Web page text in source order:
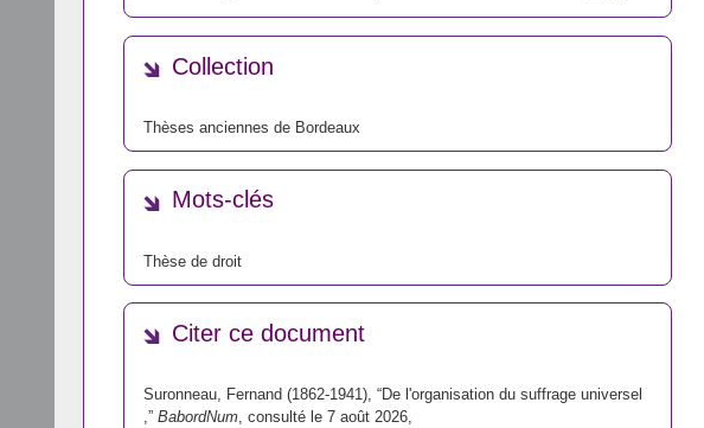
Collection
Thèses anciennes de Bordeaux
Mots-clés
Thèse de droit
Citer ce document
Suronneau, Fernand (1862-1941), “De l'organisation du suffrage universel
,” BabordNum, consulté le 7 août 2026,